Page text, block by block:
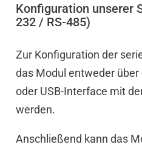
Konfiguration unserer
232 / RS-485)
Zur Konfiguration der
das Modul entweder
oder USB-Interface mit
werden.
Anschließend kann das